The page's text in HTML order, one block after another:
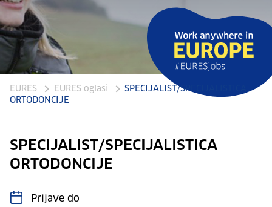
EURES EURES oglasi
SPECIJALIST/SPECIJALISTICA
ORTODONCIJE
SPECIJALIST/SPECIJALISTICA
ORTODONCIJE
Prijave do